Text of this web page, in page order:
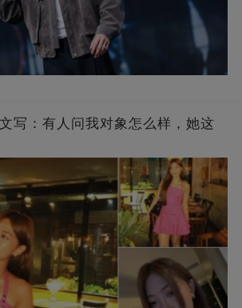
写：有人问我对象怎么样，她这